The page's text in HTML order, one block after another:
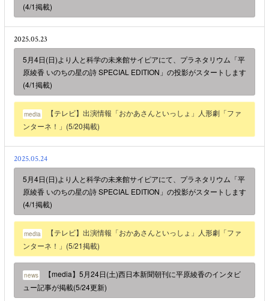
(4/1掲載)
2025.05.23
5月4日(日)より人と科学の未来館サイピアにて、プラネタリウム「平
原綾香 いのちの星の詩 SPECIAL EDITION」の投影がスタートします
(4/1掲載)
media
【テレビ】出演情報「おかあさんといっしょ」人形劇「ファ
ンターネ！」(5/20掲載)
2025.05.24
5月4日(日)より人と科学の未来館サイピアにて、プラネタリウム「平
原綾香 いのちの星の詩 SPECIAL EDITION」の投影がスタートします
(4/1掲載)
media
【テレビ】出演情報「おかあさんといっしょ」人形劇「ファ
ンターネ！」(5/21掲載)
news
【media】5月24日(土)西日本新聞朝刊に平原綾香のインタビ
ュー記事が掲載(5/24更新)